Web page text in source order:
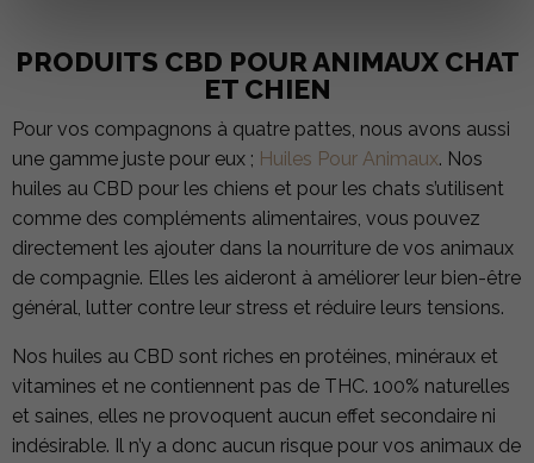
PRODUITS CBD POUR ANIMAUX CHAT
ET CHIEN
Pour vos compagnons à quatre pattes, nous avons aussi
une gamme juste pour eux ; Huiles Pour Animaux. Nos
huiles au CBD pour les chiens et pour les chats s’utilisent
comme des compléments alimentaires, vous pouvez
directement les ajouter dans la nourriture de vos animaux
de compagnie. Elles les aideront à améliorer leur bien-être
général, lutter contre leur stress et réduire leurs tensions.
Nos huiles au CBD sont riches en protéines, minéraux et
vitamines et ne contiennent pas de THC. 100% naturelles
et saines, elles ne provoquent aucun effet secondaire ni
indésirable. Il n’y a donc aucun risque pour vos animaux de